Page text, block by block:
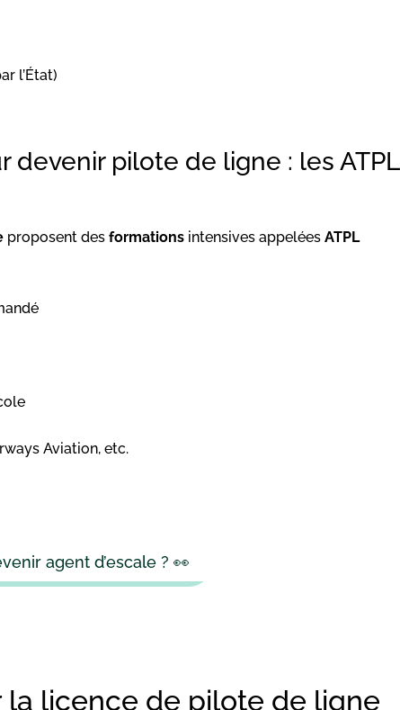
l’État)
devenir pilote de ligne : les ATPL
proposent des formations intensives appelées ATPL
Aviation, etc.
agent d’escale ? 👀
licence de pilote de ligne